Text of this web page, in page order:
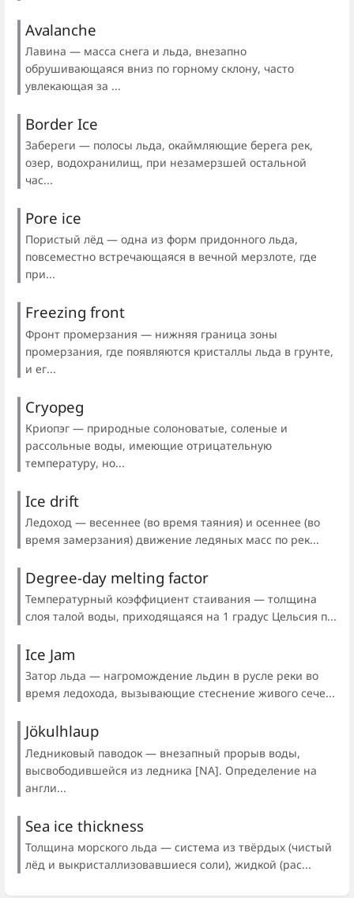
Avalanche
Лавина — масса снега и льда, внезапно
обрушивающаяся вниз по горному склону, часто
увлекающая за ...
Border Ice
Забереги — полосы льда, окаймляющие берега рек,
озер, водохранилищ, при незамерзшей остальной
час...
Pore ice
Пористый лёд — одна из форм придонного льда,
повсеместно встречающаяся в вечной мерзлоте, где
при...
Freezing front
Фронт промерзания — нижняя граница зоны
промерзания, где появляются кристаллы льда в грунте,
и ег...
Cryopeg
Криопэг — природные солоноватые, соленые и
рассольные воды, имеющие отрицательную
температуру, но...
Ice drift
Ледоход — весеннее (во время таяния) и осеннее (во
время замерзания) движение ледяных масс по рек...
Degree-day melting factor
Температурный коэффициент стаивания — толщина
слоя талой воды, приходящаяся на 1 градус Цельсия п...
Ice Jam
Затор льда — нагромождение льдин в русле реки во
время ледохода, вызывающие стеснение живого сече...
Jökulhlaup
Ледниковый паводок — внезапный прорыв воды,
высвободившейся из ледника [NA]. Определение на
англи...
Sea ice thickness
Толщина морского льда — система из твёрдых (чистый
лёд и выкристаллизовавшиеся соли), жидкой (рас...